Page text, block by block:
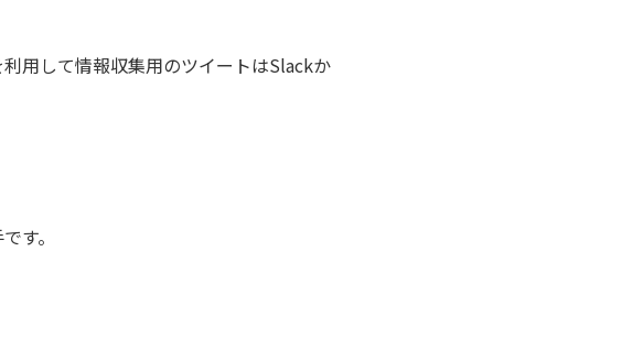
用して情報収集用のツイートはSlackか
す。